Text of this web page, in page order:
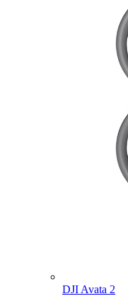
DJI Avata 2